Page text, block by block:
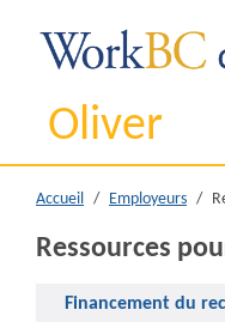
Oliver
Accueil Employeurs
Ressources
Financement du